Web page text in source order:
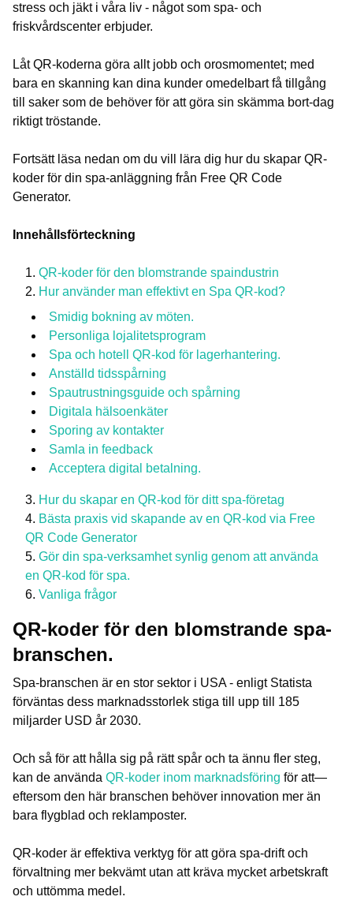
stress och jäkt i våra liv - något som spa- och
friskvårdscenter erbjuder.
Låt QR-koderna göra allt jobb och orosmomentet; med
bara en skanning kan dina kunder omedelbart få tillgång
till saker som de behöver för att göra sin skämma bort-dag
riktigt tröstande.
Fortsätt läsa nedan om du vill lära dig hur du skapar QR-
koder för din spa-anläggning från Free QR Code
Generator.
Innehållsförteckning
QR-koder för den blomstrande spaindustrin
Hur använder man effektivt en Spa QR-kod?
Smidig bokning av möten.
Personliga lojalitetsprogram
Spa och hotell QR-kod för lagerhantering.
Anställd tidsspårning
Spautrustningsguide och spårning
Digitala hälsoenkäter
Sporing av kontakter
Samla in feedback
Acceptera digital betalning.
Hur du skapar en QR-kod för ditt spa-företag
Bästa praxis vid skapande av en QR-kod via Free
QR Code Generator
Gör din spa-verksamhet synlig genom att använda
en QR-kod för spa.
Vanliga frågor
QR-koder för den blomstrande spa-
branschen.
Spa-branschen är en stor sektor i USA - enligt Statista
förväntas dess marknadsstorlek stiga till upp till 185
miljarder USD år 2030.
Och så för att hålla sig på rätt spår och ta ännu fler steg,
kan de använda QR-koder inom marknadsföring för att—
eftersom den här branschen behöver innovation mer än
bara flygblad och reklamposter.
QR-koder är effektiva verktyg för att göra spa-drift och
förvaltning mer bekvämt utan att kräva mycket arbetskraft
och uttömma medel.